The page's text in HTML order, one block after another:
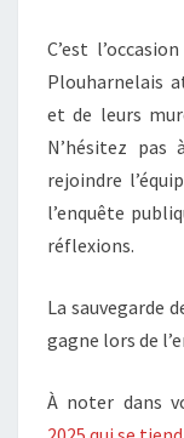
C’est
Plouharnelais
et de leurs
N’hésitez pas
rejoindre
l’enquête
réflexions.
La sauvegarde
gagne lors de
À noter dans